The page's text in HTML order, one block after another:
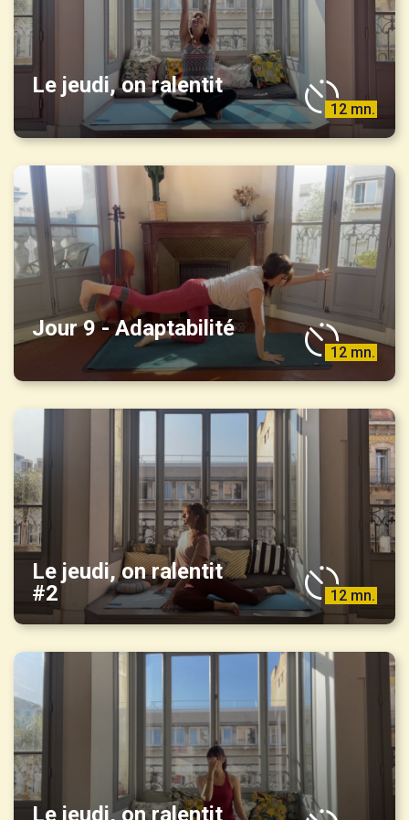
Le jeudi, on ralentit
12 mn.
Jour 9 - Adaptabilité
12 mn.
Le jeudi, on ralentit
#2
12 mn.
Le jeudi, on ralentit